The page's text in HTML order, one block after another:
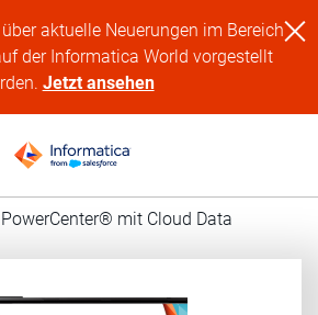
aktuelle Neuerungen im Bereich
der Informatica World vorgestellt
Jetzt ansehen
mit Cloud Data